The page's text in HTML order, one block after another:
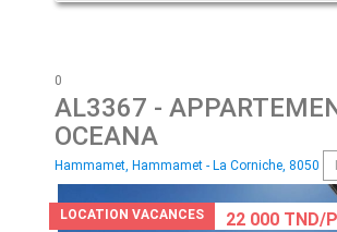
0
AL3367 -
OCEANA
Hammamet, Hammamet - La Corniche, 8050
LOCATION VACANCES 22 000 TND/